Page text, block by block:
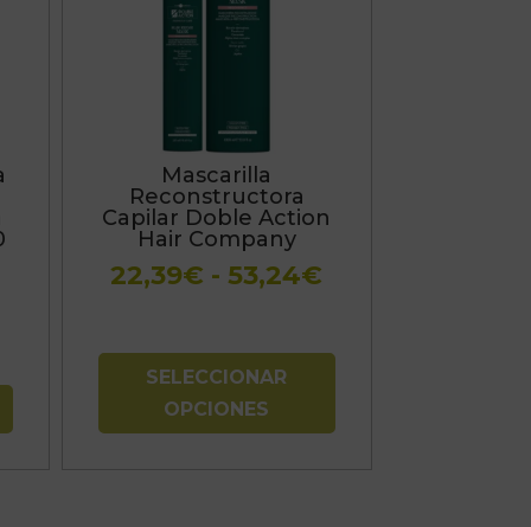
Mascarilla
Reconstructora
Capilar Doble Action
Hair Company
22,39€ - 53,24€
desde
hasta
SELECCIONAR
OPCIONES
múltiples
variantes.
pueden
elegir
la
producto